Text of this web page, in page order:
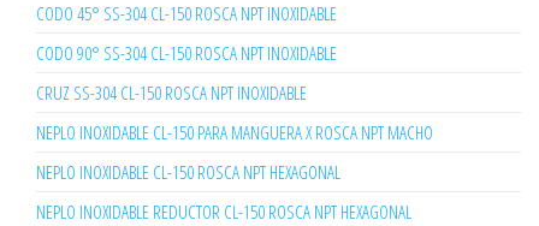
CODO 45° SS-304 CL-150 ROSCA NPT INOXIDABLE
CODO 90° SS-304 CL-150 ROSCA NPT INOXIDABLE
CRUZ SS-304 CL-150 ROSCA NPT INOXIDABLE
NEPLO INOXIDABLE CL-150 PARA MANGUERA X ROSCA NPT MACHO
NEPLO INOXIDABLE CL-150 ROSCA NPT HEXAGONAL
NEPLO INOXIDABLE REDUCTOR CL-150 ROSCA NPT HEXAGONAL